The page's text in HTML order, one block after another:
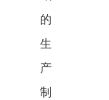
的
生
产
制